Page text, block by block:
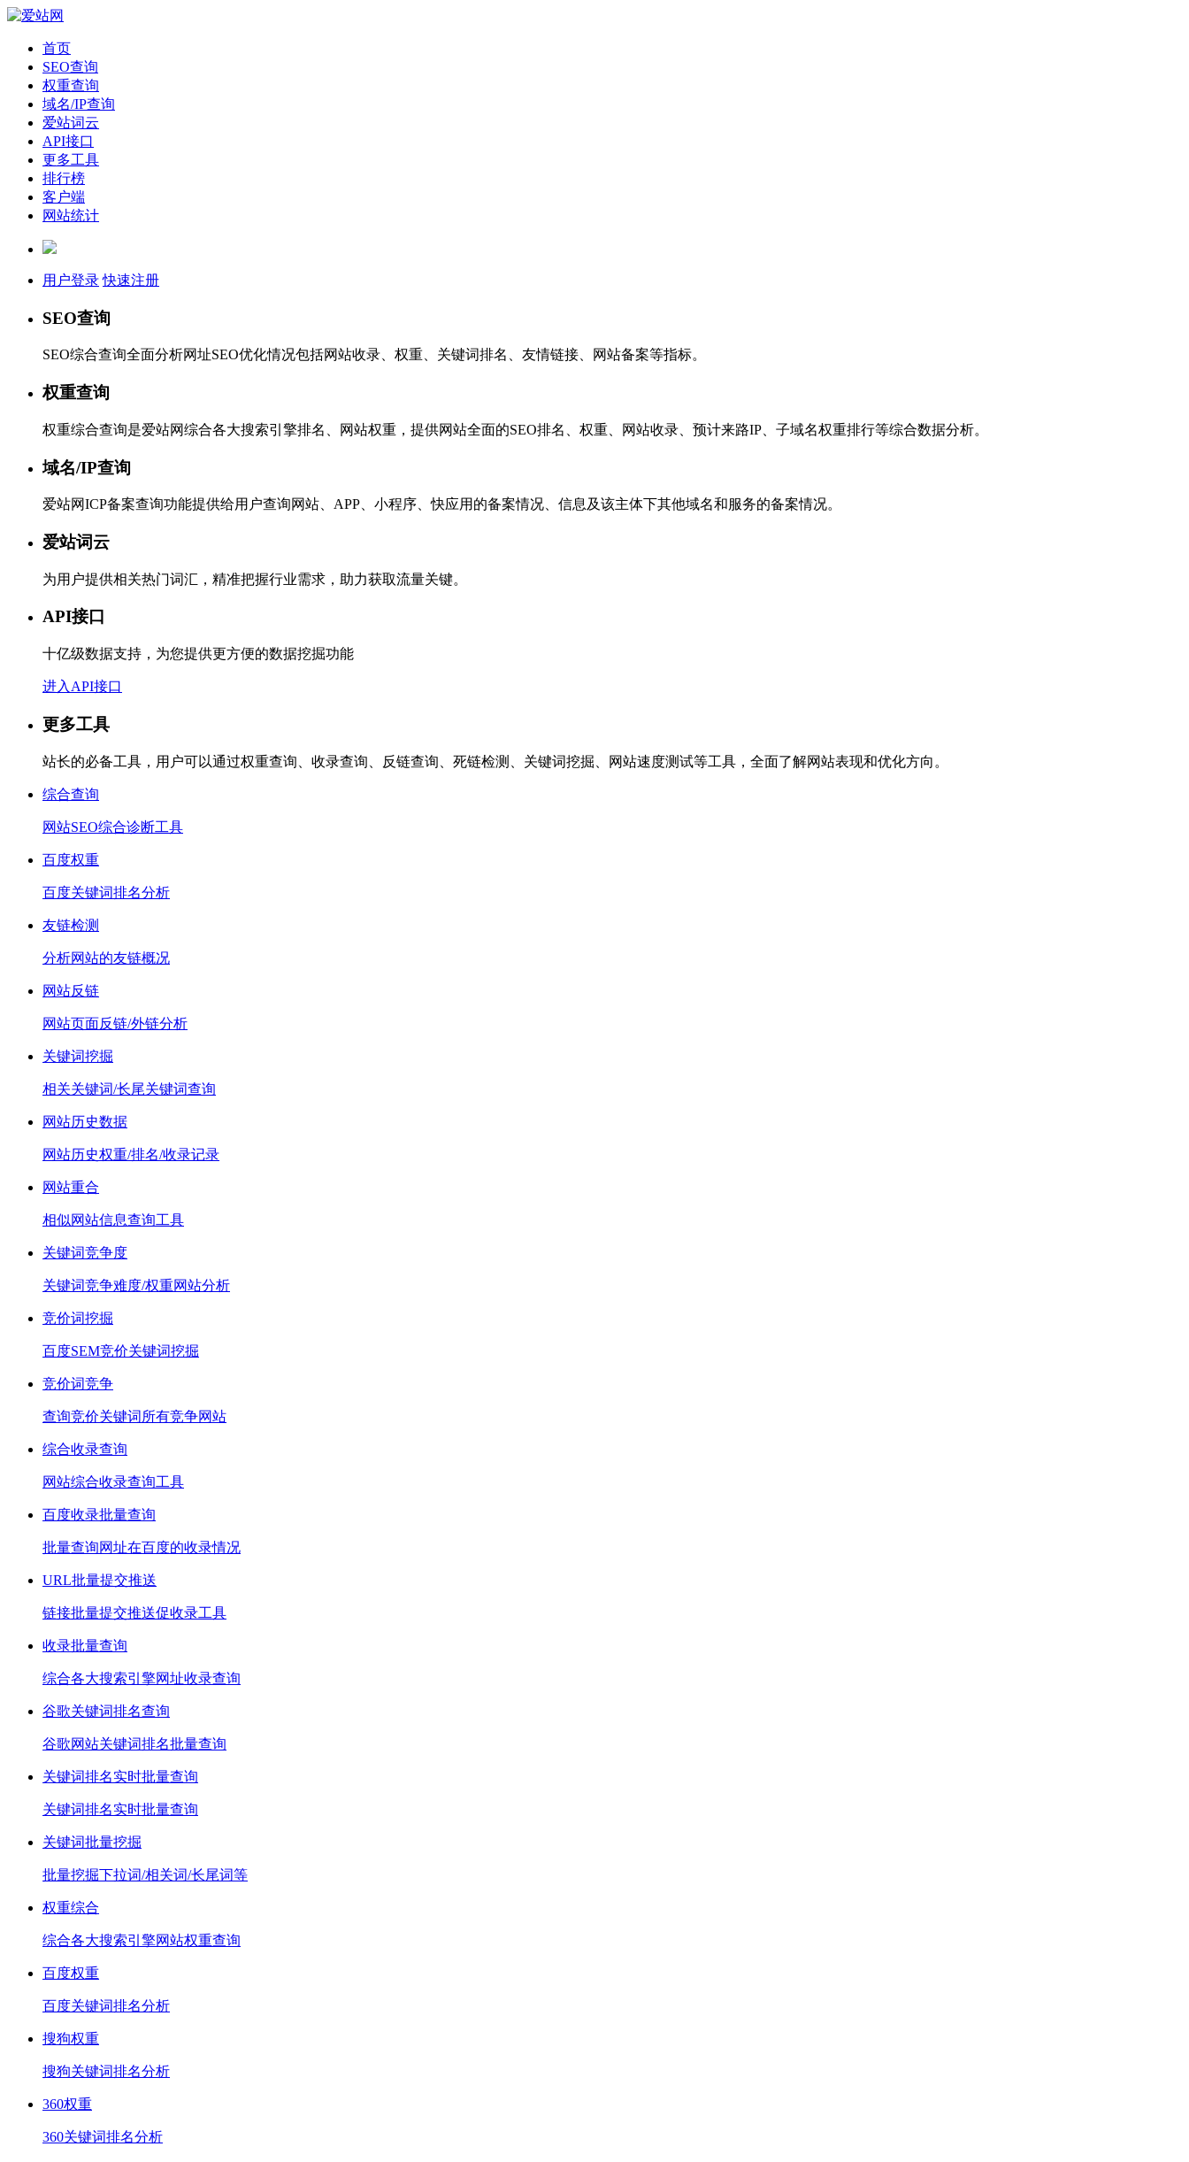
首页
SEO查询
权重查询
域名/IP查询
爱站词云
API接口
更多工具
排行榜
客户端
网站统计
用户登录 快速注册
SEO查询
SEO综合查询全面分析网址SEO优化情况包括网站收录、权重、关键词排名、友情链接、网站备案等指标。
权重查询
权重综合查询是爱站网综合各大搜索引擎排名、网站权重，提供网站全面的SEO排名、权重、网站收录、预计来路IP、子域名权重排行等综合数据分析。
域名/IP查询
爱站网ICP备案查询功能提供给用户查询网站、APP、小程序、快应用的备案情况、信息及该主体下其他域名和服务的备案情况。
爱站词云
为用户提供相关热门词汇，精准把握行业需求，助力获取流量关键。
API接口
十亿级数据支持，为您提供更方便的数据挖掘功能
进入API接口
更多工具
站长的必备工具，用户可以通过权重查询、收录查询、反链查询、死链检测、关键词挖掘、网站速度测试等工具，全面了解网站表现和优化方向。
综合查询
网站SEO综合诊断工具
百度权重
百度关键词排名分析
友链检测
分析网站的友链概况
网站反链
网站页面反链/外链分析
关键词挖掘
相关关键词/长尾关键词查询
网站历史数据
网站历史权重/排名/收录记录
网站重合
相似网站信息查询工具
关键词竞争度
关键词竞争难度/权重网站分析
竞价词挖掘
百度SEM竞价关键词挖掘
竞价词竞争
查询竞价关键词所有竞争网站
综合收录查询
网站综合收录查询工具
百度收录批量查询
批量查询网址在百度的收录情况
URL批量提交推送
链接批量提交推送促收录工具
收录批量查询
综合各大搜索引擎网址收录查询
谷歌关键词排名查询
谷歌网站关键词排名批量查询
关键词排名实时批量查询
关键词排名实时批量查询
关键词批量挖掘
批量挖掘下拉词/相关词/长尾词等
权重综合
综合各大搜索引擎网站权重查询
百度权重
百度关键词排名分析
搜狗权重
搜狗关键词排名分析
360权重
360关键词排名分析